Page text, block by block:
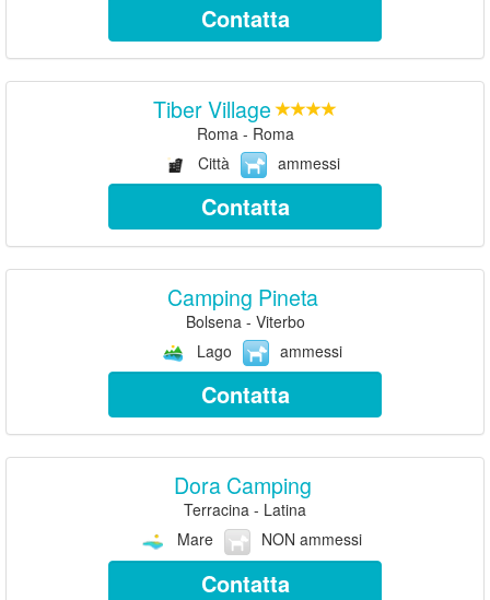
Contatta
Tiber Village
Roma - Roma
Città
ammessi
Contatta
Camping Pineta
Bolsena - Viterbo
Lago
ammessi
Contatta
Dora Camping
Terracina - Latina
Mare
NON ammessi
Contatta